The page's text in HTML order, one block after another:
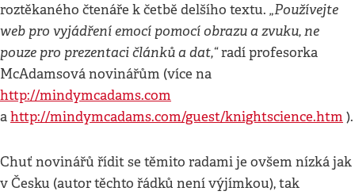
roztěkaného čtenáře k četbě delšího textu. „Používejte
web pro vyjádření emocí pomocí obrazu a zvuku, ne
pouze pro prezentaci článků a dat,“radí profesorka
McAdamsová novinářům (více na
http://mindymcadams.com
ahttp://mindymcadams.com/guest/knightscience.htm ).
Chuť novinářů řídit se těmito radami je ovšem nízká jak
v Česku (autor těchto řádků není výjímkou), tak